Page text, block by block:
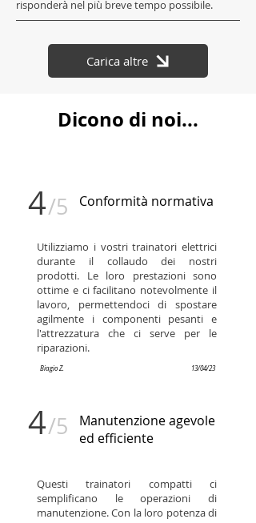
risponderà nel più breve tempo possibile.
Carica altre
Dicono di noi...
Conformità normativa
/5
4
Utilizziamo i vostri trainatori elettrici
durante il collaudo dei nostri
prodotti. Le loro prestazioni sono
ottime e ci facilitano notevolmente il
lavoro, permettendoci di spostare
agilmente i componenti pesanti e
l'attrezzatura che ci serve per le
riparazioni.
Biagio Z. 13/04/23
Manutenzione agevole
ed efficiente
/5
4
Questi trainatori compatti ci
semplificano le operazioni di
manutenzione. Con la loro potenza di